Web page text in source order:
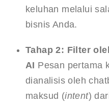
keluhan melalui
bisnis Anda.
Tahap 2: Filter
AI Pesan pertama
dianalisis oleh
maksud (intent)